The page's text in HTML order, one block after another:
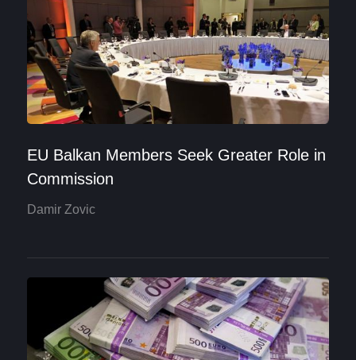
EU Balkan Members Seek Greater Role in
Commission
Damir Zovic